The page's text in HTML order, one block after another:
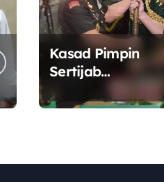
Kasad Pimpin
Sertijab
Dansecapaad,
yang Adaptif dan